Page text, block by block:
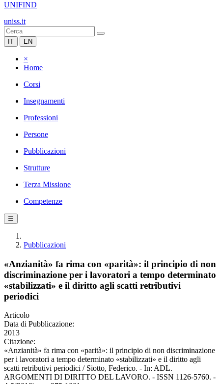
UNIFIND
uniss.it
IT EN
×
Home
Corsi
Insegnamenti
Professioni
Persone
Pubblicazioni
Strutture
Terza Missione
Competenze
☰
Pubblicazioni
«Anzianità» fa rima con «parità»: il principio di non
discriminazione per i lavoratori a tempo determinato
«stabilizzati» e il diritto agli scatti retributivi
periodici
Articolo
Data di Pubblicazione:
2013
Citazione:
«Anzianità» fa rima con «parità»: il principio di non discriminazione
per i lavoratori a tempo determinato «stabilizzati» e il diritto agli
scatti retributivi periodici / Siotto, Federico. - In: ADL.
ARGOMENTI DI DIRITTO DEL LAVORO. - ISSN 1126-5760. -